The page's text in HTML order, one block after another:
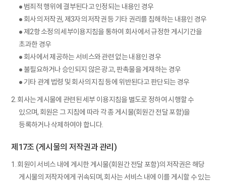
● 범죄적 행위에 결부된다고 인정되는 내용인 경우
● 회사의 저작권, 제3자의 저작권 등 기타 권리를 침해하는 내용인 경우
● 제2항 소정의 세부이용지침을 통하여 회사에서 규정한 게시기간을
초과한 경우
● 회사에서 제공하는 서비스와 관련 없는 내용인 경우
● 불필요하거나 승인되지 않은 광고, 판촉물을 게재하는 경우
● 기타 관계 법령 및 회사의 지침 등에 위반된다고 판단되는 경우
2. 회사는 게시물에 관련된 세부 이용지침을 별도로 정하여 시행할 수
있으며, 회원은 그 지침에 따라 각 종 게시물(회원간 전달 포함)을
등록하거나 삭제하여야 합니다.
제17조 (게시물의 저작권과 관리)
1. 회원이 서비스 내에 게시한 게시물(회원간 전달 포함)의 저작권은 해당
게시물의 저작자에게 귀속되며, 회사는 서비스 내에 이를 게시할 수 있는